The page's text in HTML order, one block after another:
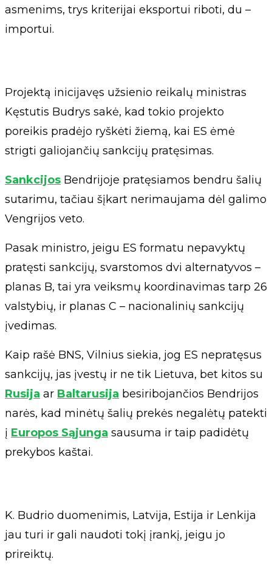
asmenims, trys kriterijai eksportui riboti, du –
importui.
Projektą inicijavęs užsienio reikalų ministras
Kęstutis Budrys sakė, kad tokio projekto
poreikis pradėjo ryškėti žiemą, kai ES ėmė
strigti galiojančių sankcijų pratęsimas.
Sankcijos Bendrijoje pratęsiamos bendru šalių
sutarimu, tačiau šįkart nerimaujama dėl galimo
Vengrijos veto.
Pasak ministro, jeigu ES formatu nepavyktų
pratęsti sankcijų, svarstomos dvi alternatyvos –
planas B, tai yra veiksmų koordinavimas tarp 26
valstybių, ir planas C – nacionalinių sankcijų
įvedimas.
Kaip rašė BNS, Vilnius siekia, jog ES nepratęsus
sankcijų, jas įvestų ir ne tik Lietuva, bet kitos su
Rusija ar Baltarusija besiribojančios Bendrijos
narės, kad minėtų šalių prekės negalėtų patekti
į Europos Sąjunga sausuma ir taip padidėtų
prekybos kaštai.
K. Budrio duomenimis, Latvija, Estija ir Lenkija
jau turi ir gali naudoti tokį įrankį, jeigu jo
prireiktų.